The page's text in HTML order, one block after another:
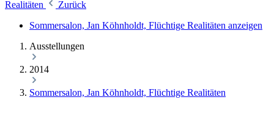
Realitäten
Zurück
Sommersalon, Jan Köhnholdt, Flüchtige Realitäten anzeigen
Ausstellungen
2014
Sommersalon, Jan Köhnholdt, Flüchtige Realitäten